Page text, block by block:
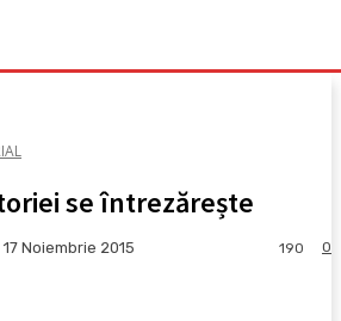
se întrezărește
17 Noiembrie 2015 0
190